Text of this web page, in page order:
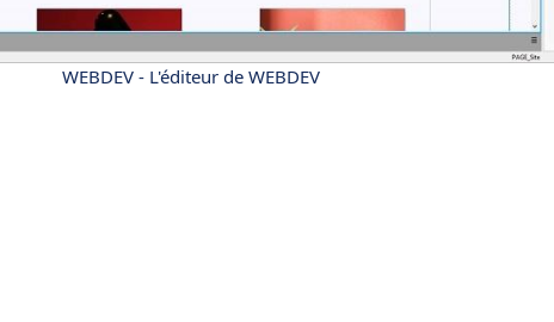
WEBDEV - L'éditeur de WEBDEV